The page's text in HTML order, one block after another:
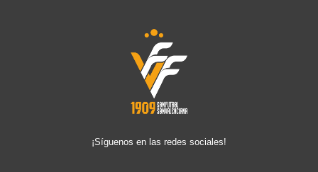
¡Síguenos en las redes sociales!